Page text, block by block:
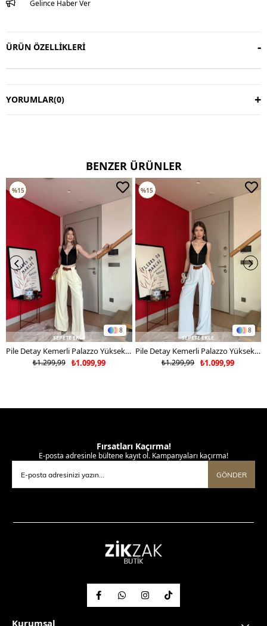
Gelince Haber Ver
ÜRÜN ÖZELLIKLERI
YORUMLAR(0)
BENZER ÜRÜNLER
8
SEPETE EKLE
Pile Detay Kemerli Palazzo Yüksek Bel Pantolon Sarı 2081
₺1.099,99
₺1.299,99
%15
8
SEPETE EKLE
Pile Detay Kemerli Palazzo Yüksek Bel Pantolon Mavi 2081
₺1.099,99
₺1.299,99
%15
Fırsatları Kaçırma!
E-posta adresinle bültene kayıt ol. Kampanyaları kaçırma!
GÖNDER
Kurumsal